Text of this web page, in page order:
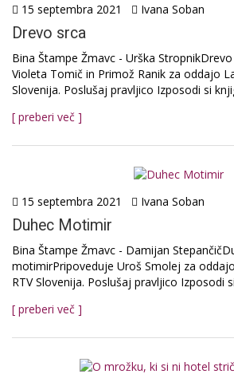
15 septembra 2021 Ivana Soban
Drevo srca
Bina Štampe Žmavc - Urška
Violeta Tomič in Primož Ranik za oddajo
Slovenija. Poslušaj pravljico Izposodi si
[ preberi več ]
15 septembra 2021 Ivana Soban
Duhec Motimir
Bina Štampe Žmavc - Damijan
motimirPripoveduje Uroš Smolej za
RTV Slovenija. Poslušaj pravljico Izposodi
[ preberi več ]